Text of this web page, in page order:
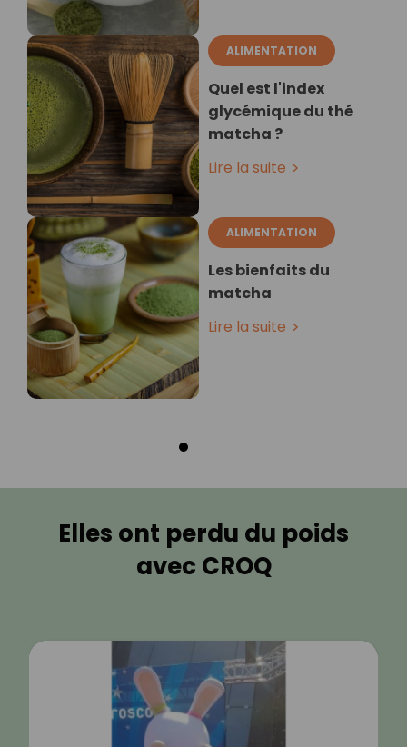
ALIMENTATION
Quel est l'index
glycémique du thé
matcha ?
Lire la suite
ALIMENTATION
Les bienfaits du
matcha
Lire la suite
Elles ont perdu du poids
avec CROQ